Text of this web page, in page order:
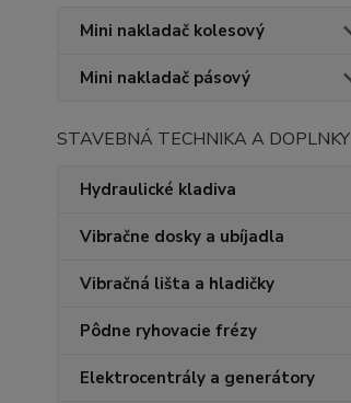
Mini nakladač kolesový
Mini nakladač pásový
STAVEBNÁ TECHNIKA A DOPLNKY
Hydraulické kladiva
Vibračne dosky a ubíjadla
Vibračná lišta a hladičky
Pôdne ryhovacie frézy
Elektrocentrály a generátory